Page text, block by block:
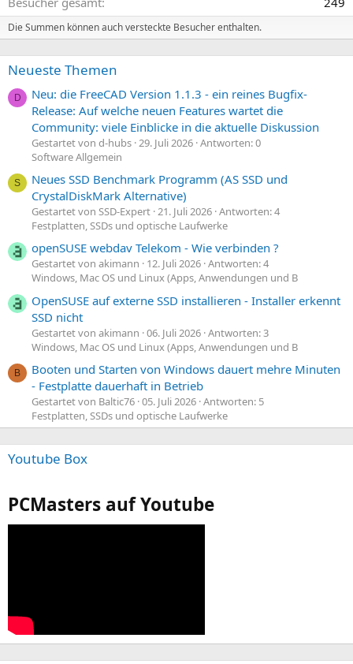
Die Summen können auch versteckte Besucher enthalten.
Neueste Themen
D
Neu: die FreeCAD Version 1.1.3 - ein reines Bugfix-
Release: Auf welche neuen Features wartet die
Community: viele Einblicke in die aktuelle Diskussion
Gestartet von d-hubs 29. Juli 2026 Antworten: 0
Software Allgemein
S
Neues SSD Benchmark Programm (AS SSD und
CrystalDiskMark Alternative)
Gestartet von SSD-Expert 21. Juli 2026 Antworten: 4
Festplatten, SSDs und optische Laufwerke
openSUSE webdav Telekom - Wie verbinden ?
Gestartet von akimann 12. Juli 2026 Antworten: 4
Windows, Mac OS und Linux (Apps, Anwendungen und B
OpenSUSE auf externe SSD installieren - Installer erkennt
SSD nicht
Gestartet von akimann 06. Juli 2026 Antworten: 3
Windows, Mac OS und Linux (Apps, Anwendungen und B
B
Booten und Starten von Windows dauert mehre Minuten
- Festplatte dauerhaft in Betrieb
Gestartet von Baltic76 05. Juli 2026 Antworten: 5
Festplatten, SSDs und optische Laufwerke
Youtube Box
PCMasters auf Youtube